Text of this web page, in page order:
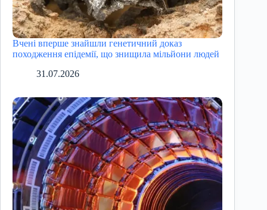
Вчені вперше знайшли генетичний доказ
походження епідемії, що знищила мільйони людей
31.07.2026